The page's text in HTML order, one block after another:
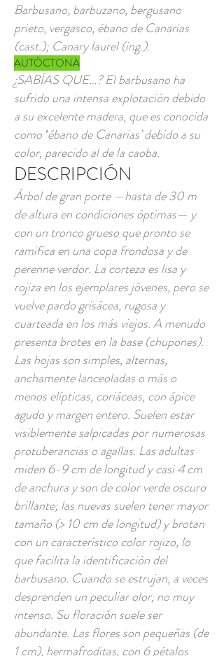
Barbusano, barbuzano, bergusano
prieto, vergasco, ébano de Canarias
(cast.); Canary laurel (ing.).
AUTÓCTONA
¿SABÍAS QUE…? El barbusano ha
sufrido una intensa explotación debido
a su excelente madera, que es conocida
como ‛ébano de Canarias’ debido a su
color, parecido al de la caoba.
DESCRIPCIÓN
Árbol de gran porte —hasta de 30 m
de altura en condiciones óptimas— y
con un tronco grueso que pronto se
ramifica en una copa frondosa y de
perenne verdor. La corteza es lisa y
rojiza en los ejemplares jóvenes, pero se
vuelve pardo grisácea, rugosa y
cuarteada en los más viejos. A menudo
presenta brotes en la base (chupones).
Las hojas son simples, alternas,
anchamente lanceoladas o más o
menos elípticas, coriáceas, con ápice
agudo y margen entero. Suelen estar
visiblemente salpicadas por numerosas
protuberancias o agallas. Las adultas
miden 6-9 cm de longitud y casi 4 cm
de anchura y son de color verde oscuro
brillante; las nuevas suelen tener mayor
tamaño (> 10 cm de longitud) y brotan
con un característico color rojizo, lo
que facilita la identificación del
barbusano. Cuando se estrujan, a veces
desprenden un peculiar olor, no muy
intenso. Su floración suele ser
abundante. Las flores son pequeñas (de
1 cm), hermafroditas, con 6 pétalos